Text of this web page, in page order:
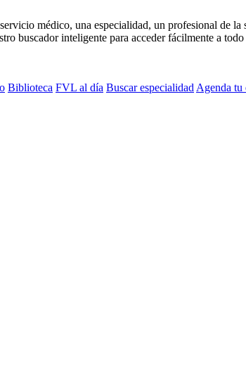
médico, una especialidad, un profesional de
buscador inteligente para acceder fácilmente a
Biblioteca FVL al día Buscar especialidad Agenda tu